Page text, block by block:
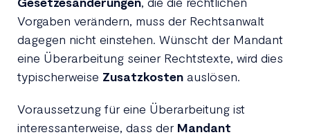
Vorgaben verändern, muss der Rechtsanwalt
dagegen nicht einstehen. Wünscht der Mandant
eine Überarbeitung seiner Rechtstexte, wird dies
typischerweise Zusatzkostenauslösen.
Voraussetzung für eine Überarbeitung ist
interessanterweise, dass der Mandant